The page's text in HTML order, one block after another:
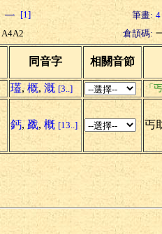
[1] 筆畫: 4
A4A2 倉頡碼:
同音字 相關音節
瓂, 概, 溉 [3..] 「
鈣, 戤, 概 [13..] 丐